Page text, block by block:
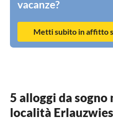
vacanze?
Metti subito in affitto
5 alloggi da sogno
località